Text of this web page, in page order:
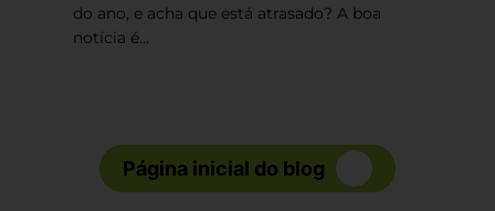
do ano, e acha que está atrasado? A boa
notícia é...
Página inicial do blog